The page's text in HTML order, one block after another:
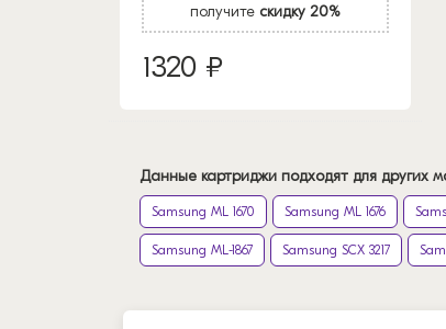
получите скидку 20%
1320 ₽
Данные картриджи подходят для других
Samsung ML 1670 Samsung ML 1676
Samsung ML-1867 Samsung SCX 3217